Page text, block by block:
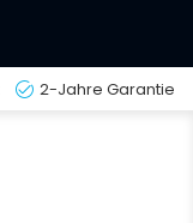
2-Jahre Garantie